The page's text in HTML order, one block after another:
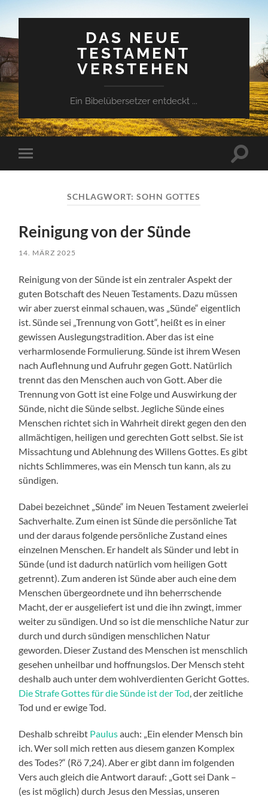
DAS NEUE
TESTAMENT
VERSTEHEN
Ein Bibelübersetzer entdeckt ...
Mobile-
Menü
SCHLAGWORT:SOHN GOTTES
Reinigung von der Sünde
14. MÄRZ 2025
Reinigung von der Sünde ist ein zentraler Aspekt der
guten Botschaft des Neuen Testaments. Dazu müssen
wir aber zuerst einmal schauen, was „Sünde“ eigentlich
ist. Sünde sei „Trennung von Gott“, heißt es in einer
gewissen Auslegungstradition. Aber das ist eine
verharmlosende Formulierung. Sünde ist ihrem Wesen
nach Auflehnung und Aufruhr gegen Gott. Natürlich
trennt das den Menschen auch von Gott. Aber die
Trennung von Gott ist eine Folge und Auswirkung der
Sünde, nicht die Sünde selbst. Jegliche Sünde eines
Menschen richtet sich in Wahrheit direkt gegen den den
allmächtigen, heiligen und gerechten Gott selbst. Sie ist
Missachtung und Ablehnung des Willens Gottes. Es gibt
nichts Schlimmeres, was ein Mensch tun kann, als zu
sündigen.
Dabei bezeichnet „Sünde“ im Neuen Testament zweierlei
Sachverhalte. Zum einen ist Sünde die persönliche Tat
und der daraus folgende persönliche Zustand eines
einzelnen Menschen. Er handelt als Sünder und lebt in
Sünde (und ist dadurch natürlich vom heiligen Gott
getrennt). Zum anderen ist Sünde aber auch eine dem
Menschen übergeordnete und ihn beherrschende
Macht, der er ausgeliefert ist und die ihn zwingt, immer
weiter zu sündigen. Und so ist die menschliche Natur zur
durch und durch sündigen menschlichen Natur
geworden. Dieser Zustand des Menschen ist menschlich
gesehen unheilbar und hoffnungslos. Der Mensch steht
deshalb auch unter dem wohlverdienten Gericht Gottes.
Die Strafe Gottes für die Sünde ist der Tod, der zeitliche
Tod und er ewige Tod.
Deshalb schreibt Paulusauch: „Ein elender Mensch bin
ich. Wer soll mich retten aus diesem ganzen Komplex
des Todes?“ (Rö 7,24). Aber er gibt dann im folgenden
Vers auch gleich die Antwort darauf: „Gott sei Dank –
(es ist möglich) durch Jesus den Messias, unseren